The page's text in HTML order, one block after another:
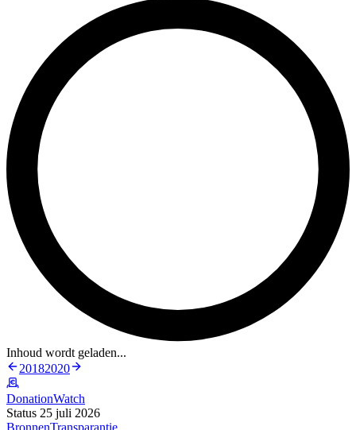
Inhoud wordt geladen...
20182020
DonationWatch
Status 25 juli 2026
BronnenTransparantie